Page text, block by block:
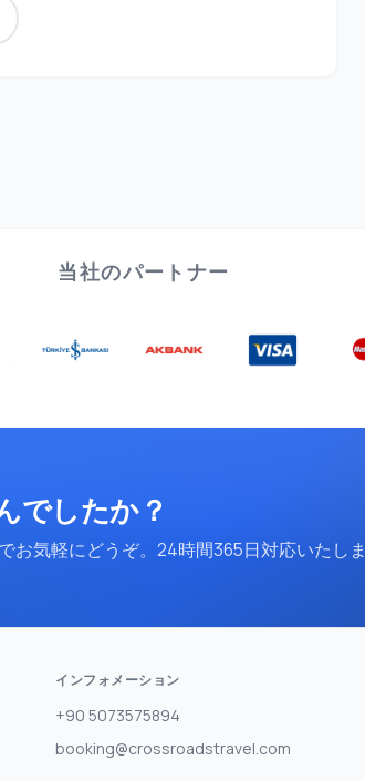
当社のパートナー
でしたか？
気軽にどうぞ。24時間365日対応いたしま
インフォメーション
+90 5073575894
booking@crossroadstravel.com